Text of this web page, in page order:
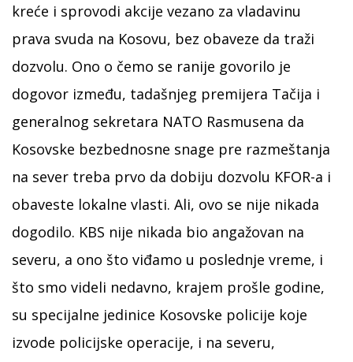
kreće i sprovodi akcije vezano za vladavinu
prava svuda na Kosovu, bez obaveze da traži
dozvolu. Ono o čemo se ranije govorilo je
dogovor između, tadašnjeg premijera Tačija i
generalnog sekretara NATO Rasmusena da
Kosovske bezbednosne snage pre razmeštanja
na sever treba prvo da dobiju dozvolu KFOR-a i
obaveste lokalne vlasti. Ali, ovo se nije nikada
dogodilo. KBS nije nikada bio angažovan na
severu, a ono što viđamo u poslednje vreme, i
što smo videli nedavno, krajem prošle godine,
su specijalne jedinice Kosovske policije koje
izvode policijske operacije, i na severu,